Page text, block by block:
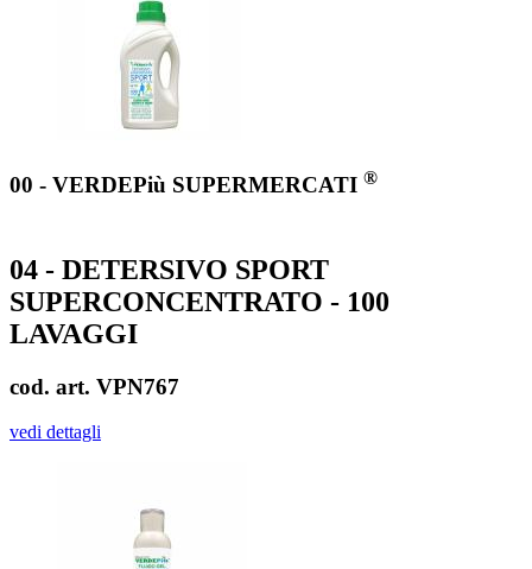
00 - VERDEPiù SUPERMERCATI ®
04 - DETERSIVO SPORT
SUPERCONCENTRATO - 100
LAVAGGI
cod. art. VPN767
vedi dettagli